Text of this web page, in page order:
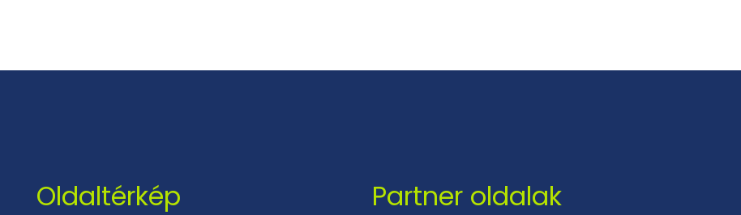
Oldaltérkép Partner oldalak